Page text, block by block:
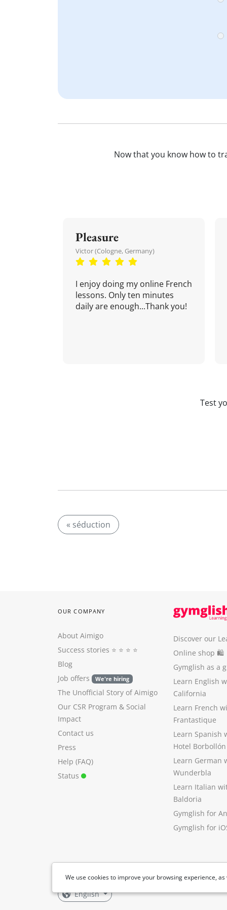
Now that you know how to
Pleasure
Victor (Cologne, Germany)
I enjoy doing my online French
lessons. Only ten minutes
daily are enough...Thank you!
Test
« séduction
We use cookies to improve your browsing experience,
OUR COMPANY
About Aimigo
Success stories ⭐️ ⭐️ ⭐️ ⭐️
Blog
Job offers
We're hiring
The Unofficial Story of Aimigo
Our CSR Program & Social
Impact
Contact us
Press
Help (FAQ)
Status
Discover our
Online shop 🛍
Gymglish as a
Learn English
California
Learn French
Frantastique
Learn Spanish
Hotel Borbollón
Learn German
Wunderbla
Learn Italian
Baldoria
Gymglish for
Gymglish for
English